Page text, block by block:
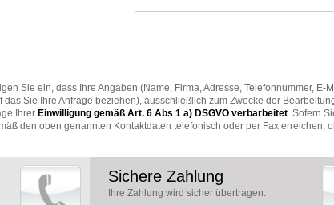
Sie ein, dass Ihre Angaben (Name, Firma, Adresse, Telefonnummer, E-
Sie Ihre Anfrage beziehen), ausschließlich zum Zwecke der
Ihrer Einwilligung gemäß Art. 6 Abs 1 a) DSGVO verbarbeitet. Sofern
den oben genannten Kontaktdaten telefonisch oder per Fax erreichen,
Sichere Zahlung
Ihre Zahlung wird sicher übertragen.